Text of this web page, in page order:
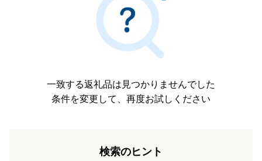
一致する返礼品は見つかりませんでした
条件を変更して、再度お試しください
検索のヒント